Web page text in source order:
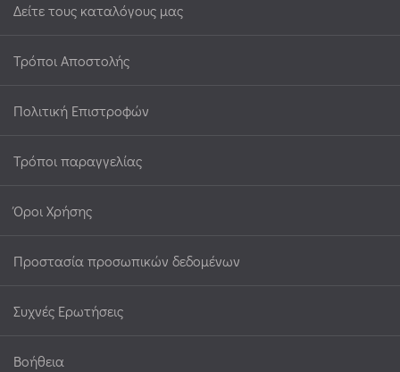
Δείτε τους καταλόγους μας
Τρόποι Αποστολής
Πολιτική Επιστροφών
Τρόποι παραγγελίας
Όροι Χρήσης
Προστασία προσωπικών δεδομένων
Συχνές Ερωτήσεις
Βοήθεια